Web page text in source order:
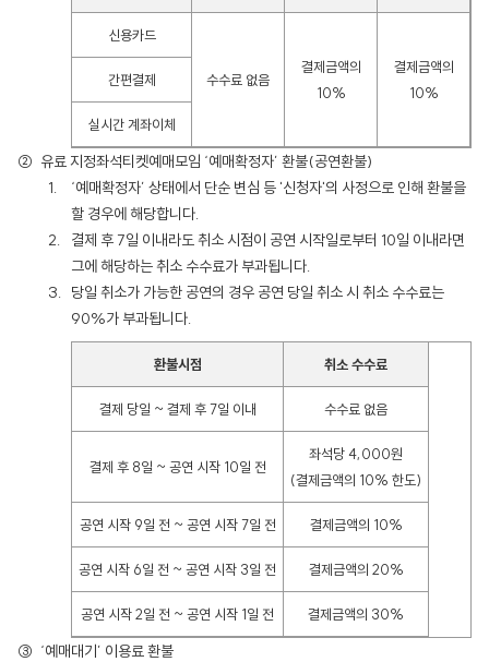
신용카드
수수료 없음
결제금액의
10%
결제금액의
10%
간편결제
실시간 계좌이체
유료 지정좌석티켓예매모임 ‘예매확정자’ 환불(공연환불)
‘예매확정자’ 상태에서 단순 변심 등 '신청자'의 사정으로 인해 환불을
할 경우에 해당합니다.
결제 후 7일 이내라도 취소 시점이 공연 시작일로부터 10일 이내라면
그에 해당하는 취소 수수료가 부과됩니다.
당일 취소가 가능한 공연의 경우 공연 당일 취소 시 취소 수수료는
90%가 부과됩니다.
환불시점 취소 수수료
결제 당일 ~ 결제 후 7일 이내 수수료 없음
결제 후 8일 ~ 공연 시작 10일 전
좌석당 4,000원
(결제금액의 10% 한도)
공연 시작 9일 전 ~ 공연 시작 7일 전 결제금액의 10%
공연 시작 6일 전 ~ 공연 시작 3일 전 결제금액의 20%
공연 시작 2일 전 ~ 공연 시작 1일 전 결제금액의 30%
‘예매대기’ 이용료 환불